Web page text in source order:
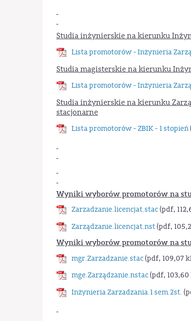
Studia inżynierskie na kierunku
Lista promotorów - Inżynieria
Studia magisterskie na kierunku
Lista promotorów - Inżynieria
Studia inżynierskie na kierunku
stacjonarne
Lista promotorów - ZBIK - 1 stopień
Wyniki wyborów promotorów na
Zarzadzanie.licencjat.stac(pdf,
Zarządzanie.licencjat.nst(pdf,
Wyniki wyborów promotorów na
mgr.Zarzadzanie.stac(pdf, 109,07
mge.Zarządzanie.nstac(pdf, 103,60
Inżynieria Zarzadzania.1 sem.2st.